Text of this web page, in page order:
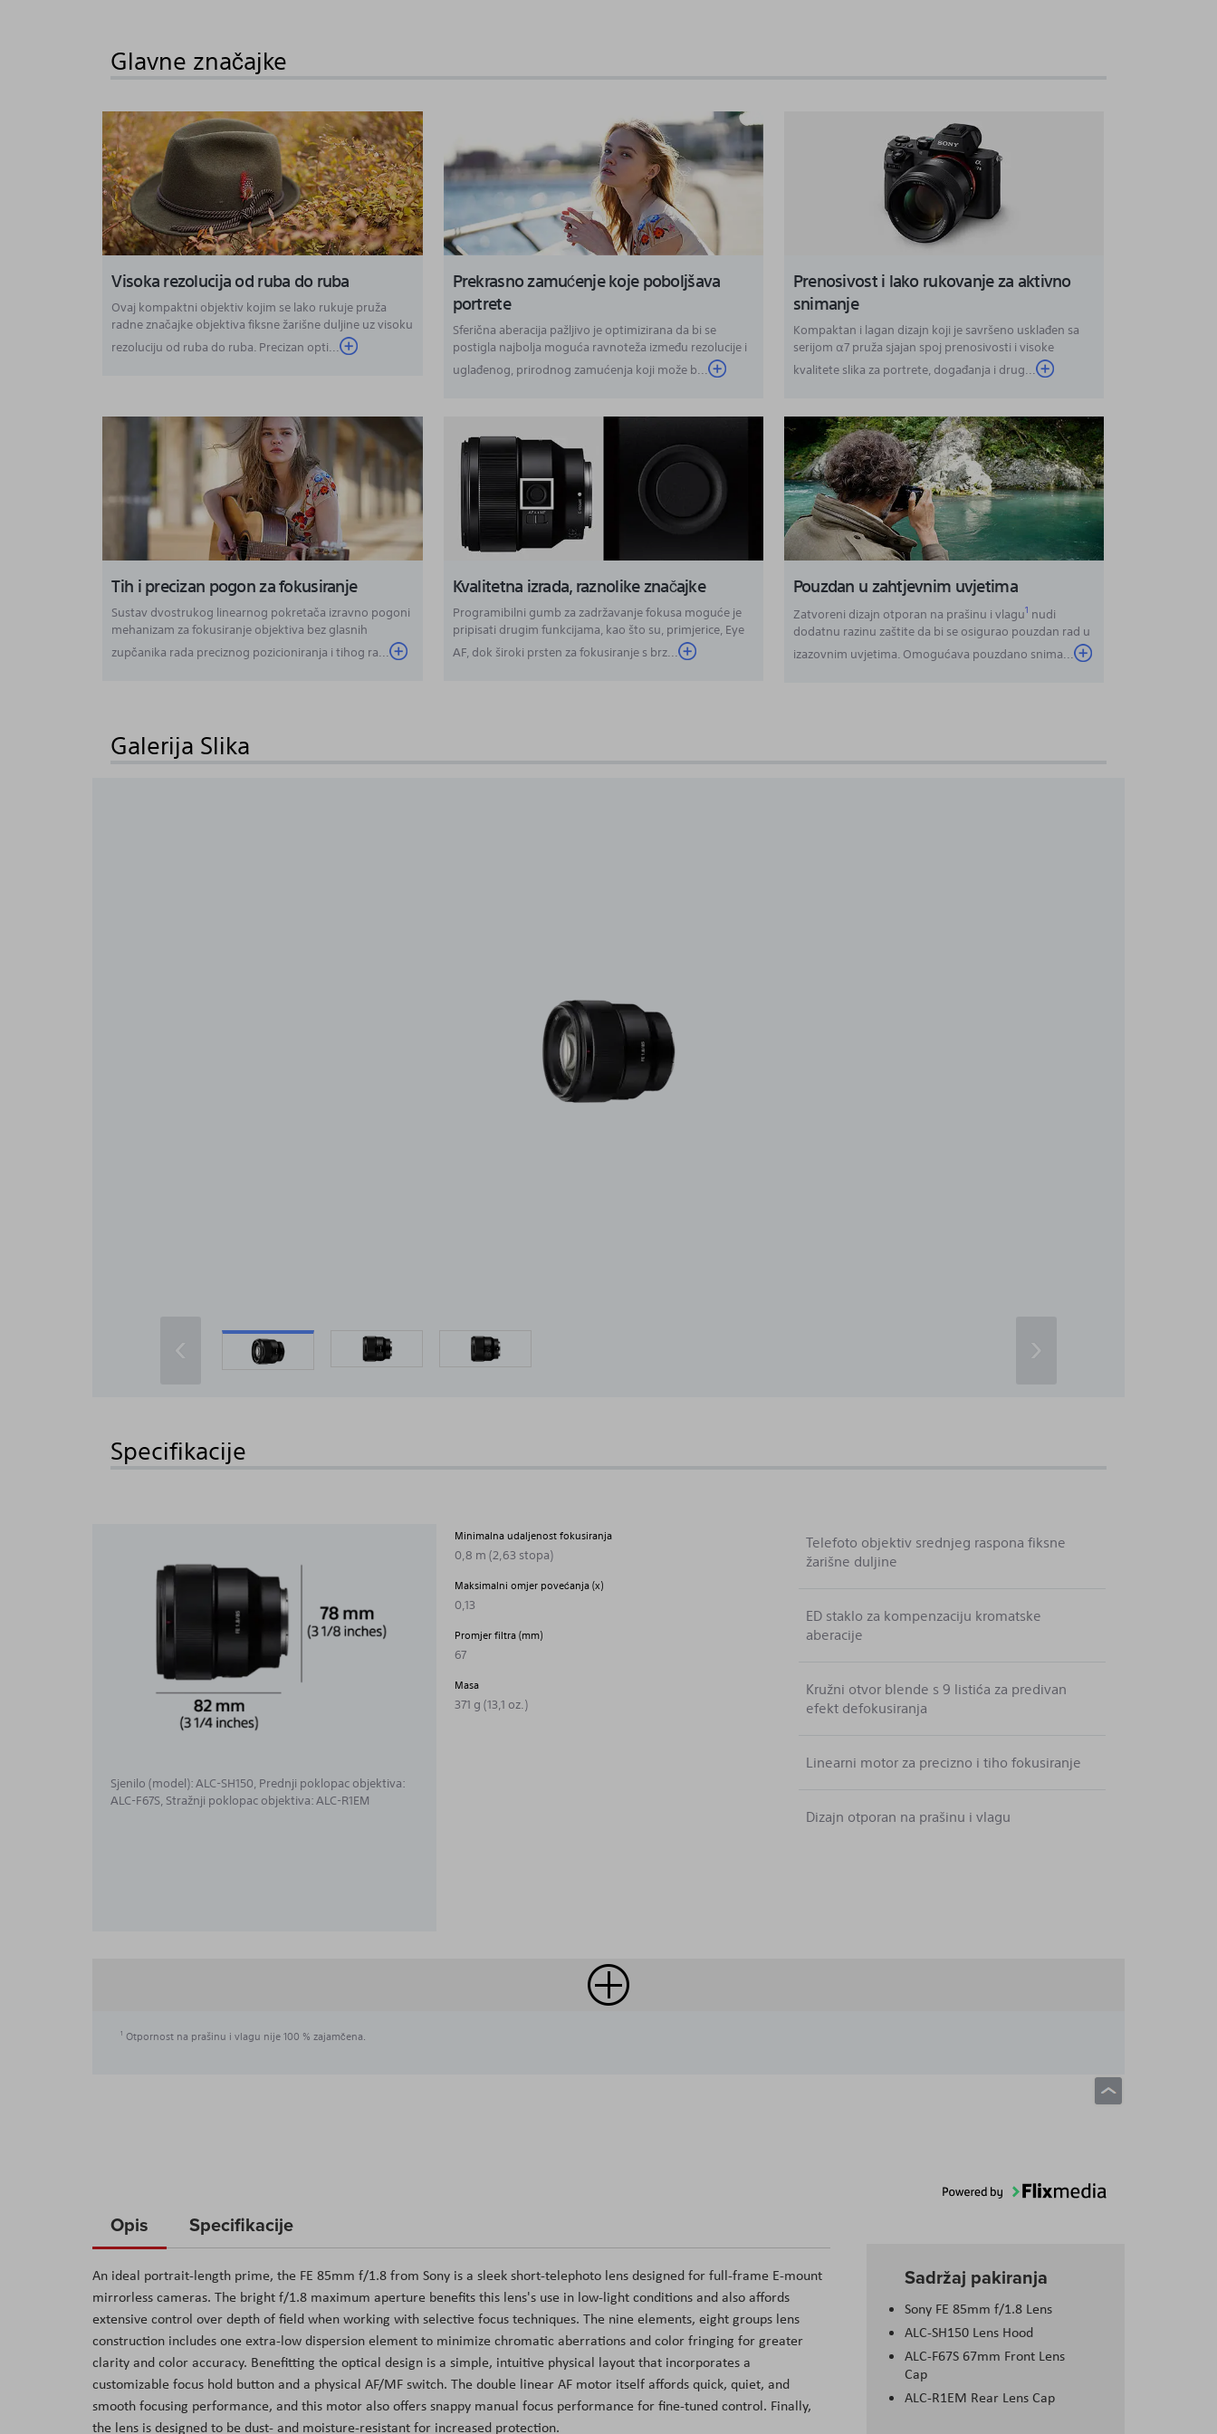
beginning
images
gallery
Glavne značajke
Visoka rezolucija od ruba do ruba
Ovaj kompaktni objektiv kojim se lako rukuje pruža
radne značajke objektiva fiksne žarišne duljine uz visoku
rezoluciju od ruba do ruba. Precizan opti...
Prekrasno zamućenje koje poboljšava
portrete
Sferična aberacija pažljivo je optimizirana da bi se
postigla najbolja moguća ravnoteža između rezolucije i
uglađenog, prirodnog zamućenja koji može b...
Prenosivost i lako rukovanje za aktivno
snimanje
Kompaktan i lagan dizajn koji je savršeno usklađen sa
serijom α7 pruža sjajan spoj prenosivosti i visoke
kvalitete slika za portrete, događanja i drug...
Tih i precizan pogon za fokusiranje
Sustav dvostrukog linearnog pokretača izravno pogoni
mehanizam za fokusiranje objektiva bez glasnih
zupčanika rada preciznog pozicioniranja i tihog ra...
Kvalitetna izrada, raznolike značajke
Programibilni gumb za zadržavanje fokusa moguće je
pripisati drugim funkcijama, kao što su, primjerice, Eye
AF, dok široki prsten za fokusiranje s brz...
Pouzdan u zahtjevnim uvjetima
Zatvoreni dizajn otporan na prašinu i vlagu1 nudi
dodatnu razinu zaštite da bi se osigurao pouzdan rad u
izazovnim uvjetima. Omogućava pouzdano snima...
Galerija Slika
‹ ›
Specifikacije
Telefoto objektiv srednjeg raspona fiksne
žarišne duljine
ED staklo za kompenzaciju kromatske
aberacije
Kružni otvor blende s 9 listića za predivan
efekt defokusiranja
Linearni motor za precizno i tiho fokusiranje
Dizajn otporan na prašinu i vlagu
Minimalna udaljenost fokusiranja
0,8 m (2,63 stopa)
Maksimalni omjer povećanja (x)
0,13
Promjer filtra (mm)
67
Masa
371 g (13,1 oz.)
Sjenilo (model): ALC-SH150, Prednji poklopac objektiva:
ALC-F67S, Stražnji poklopac objektiva: ALC-R1EM
1 Otpornost na prašinu i vlagu nije 100 % zajamčena.
Sadržaj pakiranja
Sony FE 85mm f/1.8 Lens
ALC-SH150 Lens Hood
ALC-F67S 67mm Front Lens
Cap
ALC-R1EM Rear Lens Cap
Opis
An ideal portrait-length prime, the FE 85mm f/1.8 from Sony is a sleek short-telephoto lens designed for full-frame E-mount
mirrorless cameras. The bright f/1.8 maximum aperture benefits this lens's use in low-light conditions and also affords
extensive control over depth of field when working with selective focus techniques. The nine elements, eight groups lens
construction includes one extra-low dispersion element to minimize chromatic aberrations and color fringing for greater
clarity and color accuracy. Benefitting the optical design is a simple, intuitive physical layout that incorporates a
customizable focus hold button and a physical AF/MF switch. The double linear AF motor itself affords quick, quiet, and
smooth focusing performance, and this motor also offers snappy manual focus performance for fine-tuned control. Finally,
the lens is designed to be dust- and moisture-resistant for increased protection.
Specifikacije